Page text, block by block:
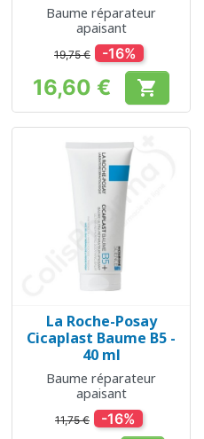
Baume réparateur
apaisant
19,75 € -16%
Prix
16,60 € 
La Roche-Posay
Cicaplast Baume B5 -
40 ml
Baume réparateur
apaisant
11,75 € -16%